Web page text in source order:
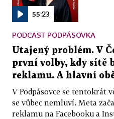
55:23
PODCAST PODPÁSOVKA
Utajený problém. V
první volby, kdy sítě
reklamu. A hlavní
V Podpásovce se tentokrát
se vůbec nemluví. Meta
reklamu na Facebooku a